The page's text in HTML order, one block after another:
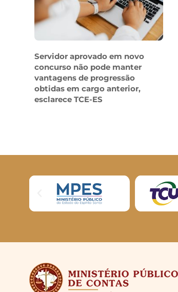
Servidor aprovado em novo
concurso não pode manter
vantagens de progressão
obtidas em cargo anterior,
esclarece TCE-ES